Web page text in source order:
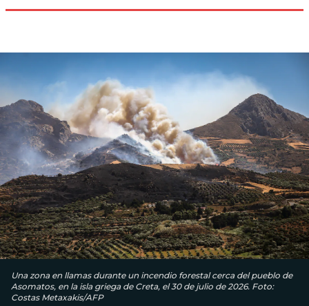
Una zona en llamas durante un incendio forestal cerca del pueblo de
Asomatos, en la isla griega de Creta, el 30 de julio de 2026. Foto:
Costas Metaxakis/AFP